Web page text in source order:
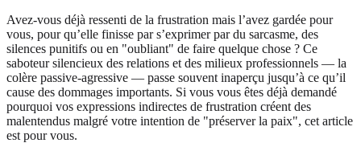
Avez-vous déjà ressenti de la frustration mais l’avez gardée pour
vous, pour qu’elle finisse par s’exprimer par du sarcasme, des
silences punitifs ou en "oubliant" de faire quelque chose ? Ce
saboteur silencieux des relations et des milieux professionnels — la
colère passive-agressive — passe souvent inaperçu jusqu’à ce qu’il
cause des dommages importants. Si vous vous êtes déjà demandé
pourquoi vos expressions indirectes de frustration créent des
malentendus malgré votre intention de "préserver la paix", cet article
est pour vous.